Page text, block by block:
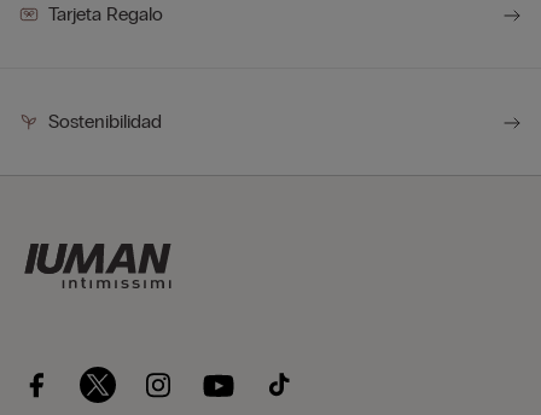
Tarjeta Regalo
Sostenibilidad